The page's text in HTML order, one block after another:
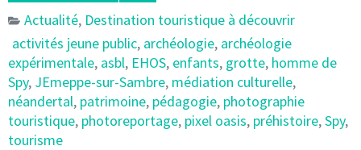
Actualité, Destination touristique à découvrir
activités jeune public, archéologie, archéologie
expérimentale, asbl, EHOS, enfants, grotte, homme de
Spy, JEmeppe-sur-Sambre, médiation culturelle,
néandertal, patrimoine, pédagogie, photographie
touristique, photoreportage, pixel oasis, préhistoire,Spy,
tourisme